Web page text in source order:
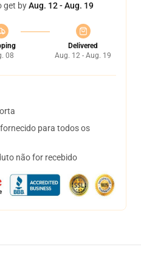
get byAug. 12 - Aug. 19
08
Delivered
Aug. 12 - Aug. 19
para todos os
não for recebido